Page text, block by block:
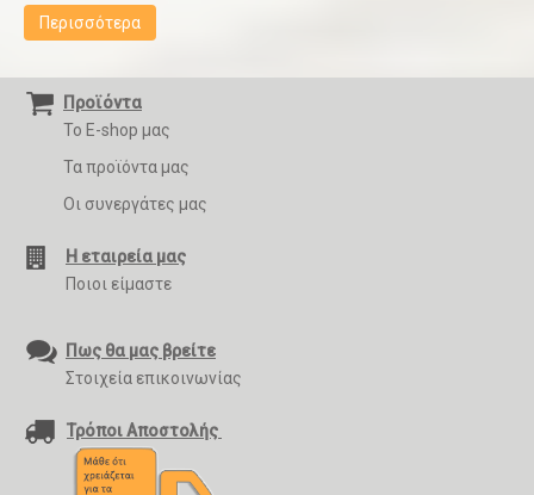
Περισσότερα
Προϊόντα
Το E-shop μας
Τα προϊόντα μας
Οι συνεργάτες μας
Η εταιρεία μας
Ποιοι είμαστε
Πως θα μας βρείτε
Στοιχεία επικοινωνίας
Τρόποι Αποστολής